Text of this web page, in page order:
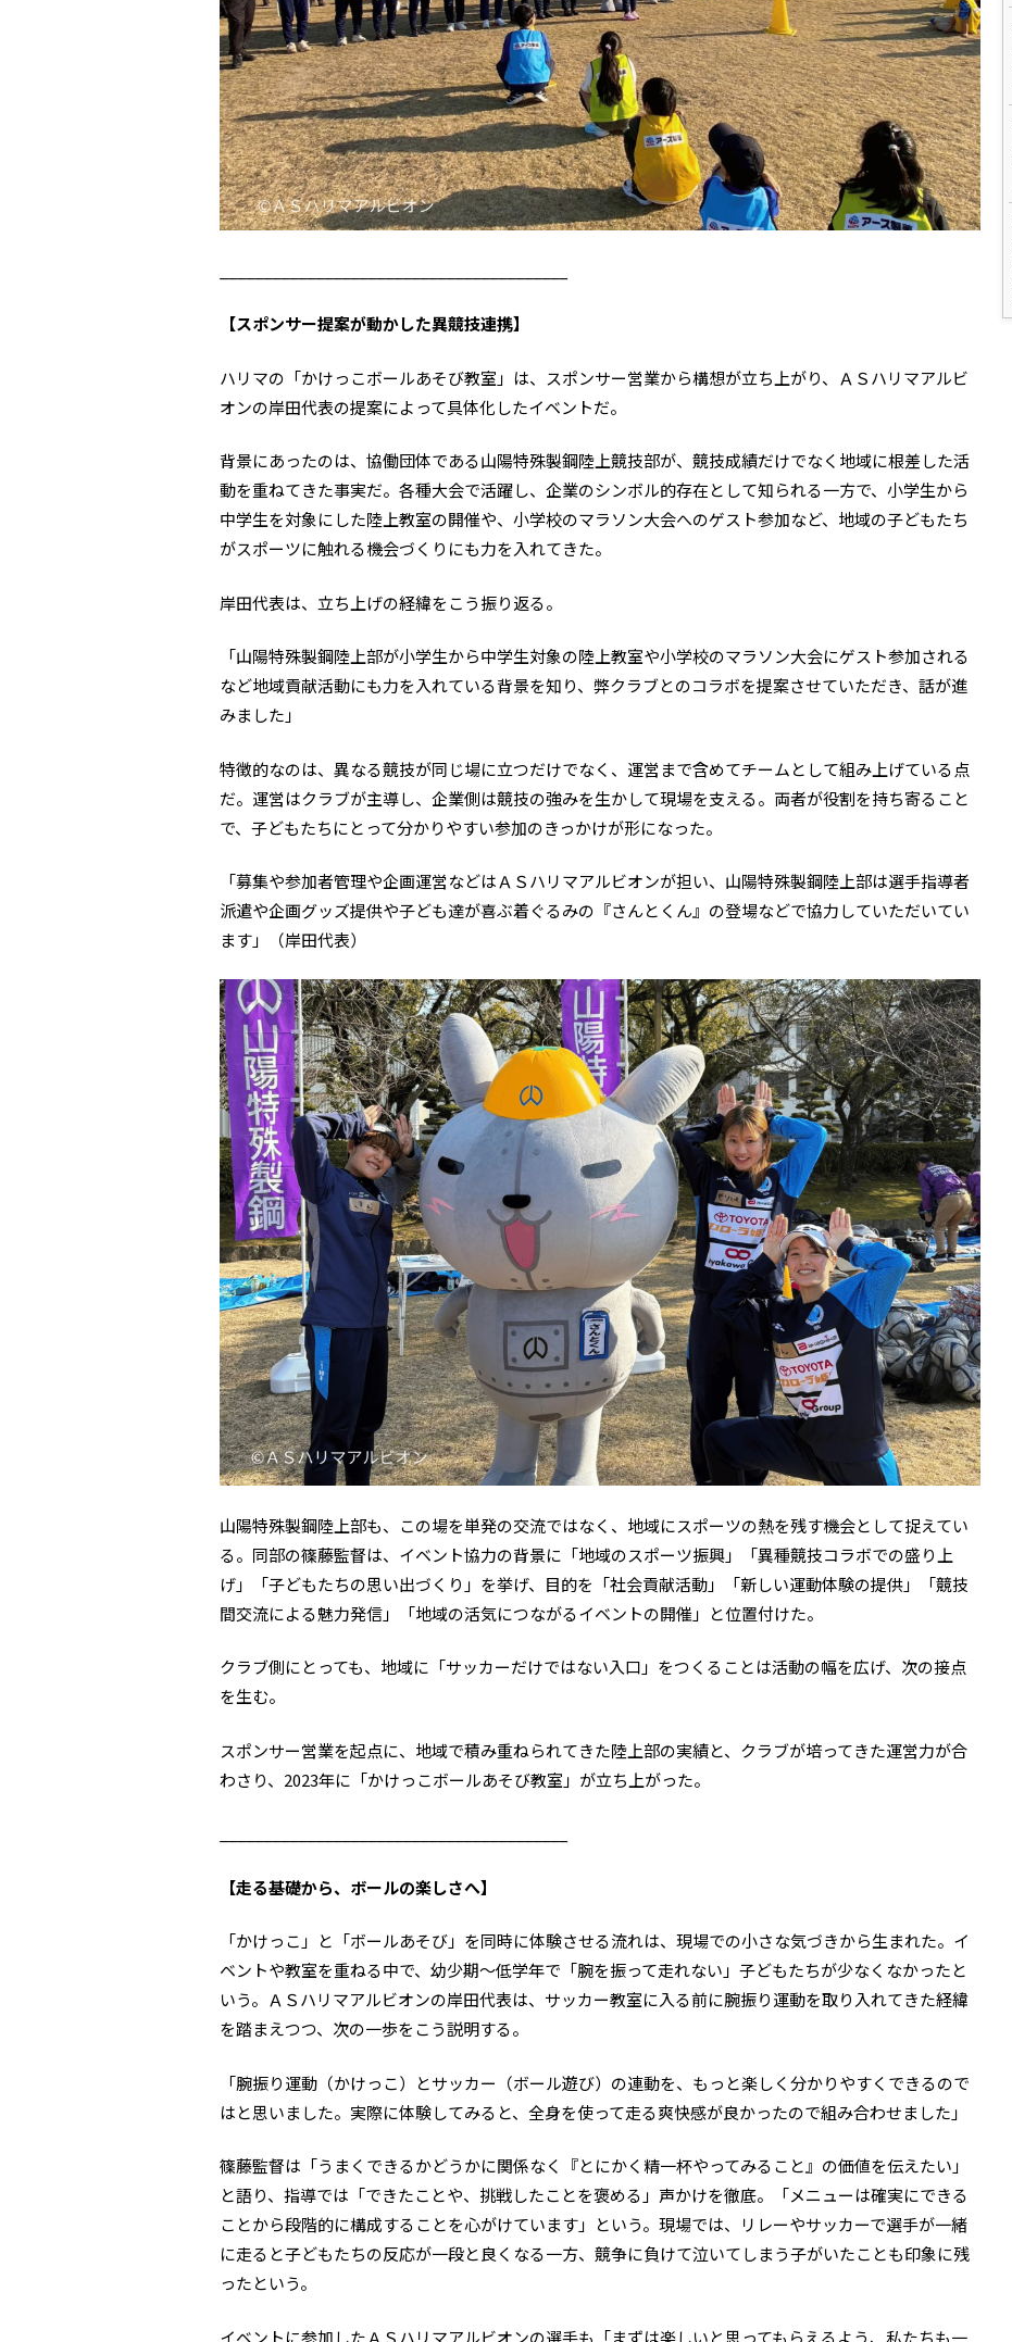
【スポンサー提案が動かした異競技連携】
ハリマの「かけっこボールあそび教室」は、スポンサー営業から構想が立ち上がり、ＡＳハリマアルビ
オンの岸田代表の提案によって具体化したイベントだ。
背景にあったのは、協働団体である山陽特殊製鋼陸上競技部が、競技成績だけでなく地域に根差した活
動を重ねてきた事実だ。各種大会で活躍し、企業のシンボル的存在として知られる一方で、小学生から
中学生を対象にした陸上教室の開催や、小学校のマラソン大会へのゲスト参加など、地域の子どもたち
がスポーツに触れる機会づくりにも力を入れてきた。
岸田代表は、立ち上げの経緯をこう振り返る。
「山陽特殊製鋼陸上部が小学生から中学生対象の陸上教室や小学校のマラソン大会にゲスト参加される
など地域貢献活動にも力を入れている背景を知り、弊クラブとのコラボを提案させていただき、話が進
みました」
特徴的なのは、異なる競技が同じ場に立つだけでなく、運営まで含めてチームとして組み上げている点
だ。運営はクラブが主導し、企業側は競技の強みを生かして現場を支える。両者が役割を持ち寄ること
で、子どもたちにとって分かりやすい参加のきっかけが形になった。
「募集や参加者管理や企画運営などはＡＳハリマアルビオンが担い、山陽特殊製鋼陸上部は選手指導者
派遣や企画グッズ提供や子ども達が喜ぶ着ぐるみの『さんとくん』の登場などで協力していただいてい
ます」（岸田代表）
山陽特殊製鋼陸上部も、この場を単発の交流ではなく、地域にスポーツの熱を残す機会として捉えてい
る。同部の篠藤監督は、イベント協力の背景に「地域のスポーツ振興」「異種競技コラボでの盛り上
げ」「子どもたちの思い出づくり」を挙げ、目的を「社会貢献活動」「新しい運動体験の提供」「競技
間交流による魅力発信」「地域の活気につながるイベントの開催」と位置付けた。
クラブ側にとっても、地域に「サッカーだけではない入口」をつくることは活動の幅を広げ、次の接点
を生む。
スポンサー営業を起点に、地域で積み重ねられてきた陸上部の実績と、クラブが培ってきた運営力が合
わさり、2023年に「かけっこボールあそび教室」が立ち上がった。
【走る基礎から、ボールの楽しさへ】
「かけっこ」と「ボールあそび」を同時に体験させる流れは、現場での小さな気づきから生まれた。イ
ベントや教室を重ねる中で、幼少期〜低学年で「腕を振って走れない」子どもたちが少なくなかったと
いう。ＡＳハリマアルビオンの岸田代表は、サッカー教室に入る前に腕振り運動を取り入れてきた経緯
を踏まえつつ、次の一歩をこう説明する。
「腕振り運動（かけっこ）とサッカー（ボール遊び）の連動を、もっと楽しく分かりやすくできるので
はと思いました。実際に体験してみると、全身を使って走る爽快感が良かったので組み合わせました」
篠藤監督は「うまくできるかどうかに関係なく『とにかく精一杯やってみること』の価値を伝えたい」
と語り、指導では「できたことや、挑戦したことを褒める」声かけを徹底。「メニューは確実にできる
ことから段階的に構成することを心がけています」という。現場では、リレーやサッカーで選手が一緒
に走ると子どもたちの反応が一段と良くなる一方、競争に負けて泣いてしまう子がいたことも印象に残
ったという。
イベントに参加したＡＳハリマアルビオンの選手も「まずは楽しいと思ってもらえるよう、私たちも一